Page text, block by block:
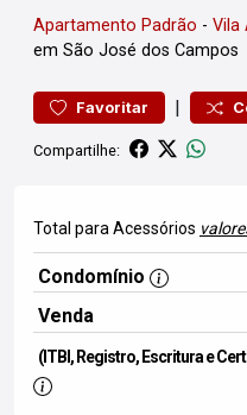
Apartamento Padrão - Vila
em São José dos Campos
Favoritar |
Compartilhe:
Total para Acessórios
Condomínio
Venda
(ITBI, Registro, Escritura e